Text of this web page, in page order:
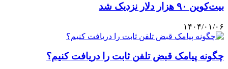
بیت‌کوین ۹۰ هزار دلار نزدیک شد
۱۴۰۴/۰۱/۰۶
چگونه پیامک قبض تلفن ثابت را دریافت کنیم؟